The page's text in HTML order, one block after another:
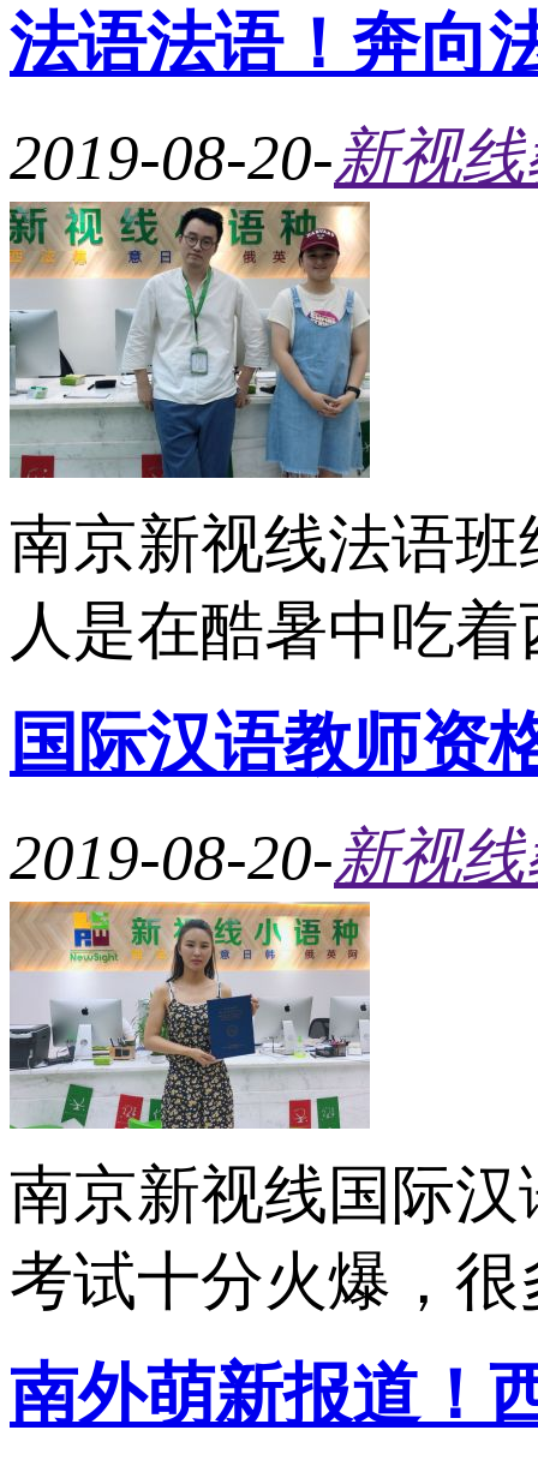
法语法语！奔向
2019-08-20-新视
南京新视线法语
人是在酷暑中吃
国际汉语教师资
2019-08-20-新视
南京新视线国际
考试十分火爆，
南外萌新报道！